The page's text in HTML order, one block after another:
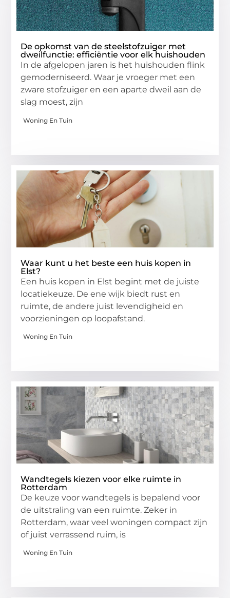
De opkomst van de steelstofzuiger met
dweilfunctie: efficiëntie voor elk huishouden
In de afgelopen jaren is het huishouden flink
gemoderniseerd. Waar je vroeger met een
zware stofzuiger en een aparte dweil aan de
slag moest, zijn
Woning En Tuin
Waar kunt u het beste een huis kopen in
Elst?
Een huis kopen in Elst begint met de juiste
locatiekeuze. De ene wijk biedt rust en
ruimte, de andere juist levendigheid en
voorzieningen op loopafstand.
Woning En Tuin
Wandtegels kiezen voor elke ruimte in
Rotterdam
De keuze voor wandtegels is bepalend voor
de uitstraling van een ruimte. Zeker in
Rotterdam, waar veel woningen compact zijn
of juist verrassend ruim, is
Woning En Tuin